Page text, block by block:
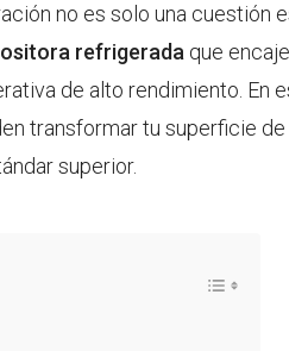
no es solo una cuestión
refrigerada que
de alto rendimiento. En
transformar tu superficie de
superior.